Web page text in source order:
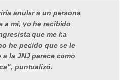
anular a un persona
a mí, yo he recibido
que me ha
he pedido que se le
la JNJ parece como
puntualizó.